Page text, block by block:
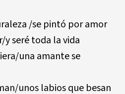
/se pintó por amor
seré toda la vida
una amante se
unos labios que besan